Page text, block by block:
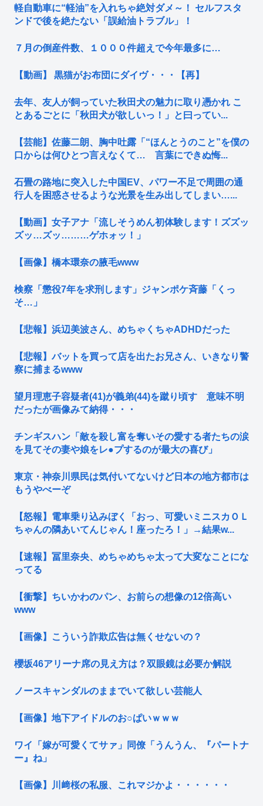
軽自動車に“軽油”を入れちゃ絶対ダメ～！ セルフスタ
ンドで後を絶たない「誤給油トラブル」！
７月の倒産件数、１０００件超えで今年最多に…
【動画】 黒猫がお布団にダイヴ・・・【再】
去年、友人が飼っていた秋田犬の魅力に取り憑かれ こ
とあるごとに「秋田犬が欲しいっ！」と曰ってい...
【芸能】佐藤二朗、胸中吐露「“ほんとうのこと”を僕の
口からは何ひとつ言えなくて… 言葉にできぬ悔...
石畳の路地に突入した中国EV、パワー不足で周囲の通
行人を困惑させるような光景を生み出してしまい…...
【動画】女子アナ「流しそうめん初体験します！ズズッ
ズッ…ズッ………ゲホォッ！」
【画像】橋本環奈の腋毛www
検察「懲役7年を求刑します」ジャンポケ斉藤「くっ
そ…」
【悲報】浜辺美波さん、めちゃくちゃADHDだった
【悲報】バットを買って店を出たお兄さん、いきなり警
察に捕まるwww
望月理恵子容疑者(41)が義弟(44)を蹴り頃す 意味不明
だったが画像みて納得・・・
チンギスハン「敵を殺し富を奪いその愛する者たちの涙
を見てその妻や娘をレ●プするのが最大の喜び」
東京・神奈川県民は気付いてないけど日本の地方都市は
もうやべーぞ
【怒報】電車乗り込みぼく「おっ、可愛いミニスカＯＬ
ちゃんの隣あいてんじゃん！座ったろ！」→結果w...
【速報】冨里奈央、めちゃめちゃ太って大変なことにな
ってる
【衝撃】ちいかわのパン、お前らの想像の12倍高い
www
【画像】こういう詐欺広告は無くせないの？
櫻坂46アリーナ席の見え方は？双眼鏡は必要か解説
ノースキャンダルのままでいて欲しい芸能人
【画像】地下アイドルのお○ぱいｗｗｗ
ワイ「嫁が可愛くてサァ」同僚「うんうん、『パートナ
ー』ね」
【画像】川﨑桜の私服、これマジかよ・・・・・・